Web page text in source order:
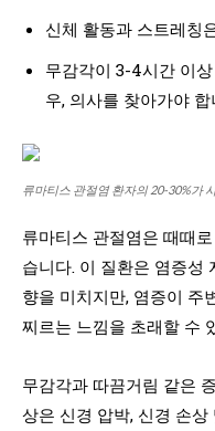
신체 활동과 스트레칭
무감각이 3-4시간 이
우, 의사를 찾아가야 합
류마티스 관절염 환자의 20-30%가
류마티스 관절염은 때때
습니다. 이 질환은 염증성
향을 미치지만, 염증이 주
찌르는 느낌을 초래할 수
무감각과 따끔거림 같은
상은 신경 압박, 신경 손